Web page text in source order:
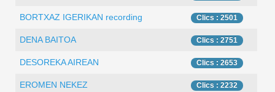
BORTXAZ IGERIKAN recording Clics : 2501
DENA BAITOA Clics : 2751
DESOREKA AIREAN Clics : 2653
EROMEN NEKEZ Clics : 2232